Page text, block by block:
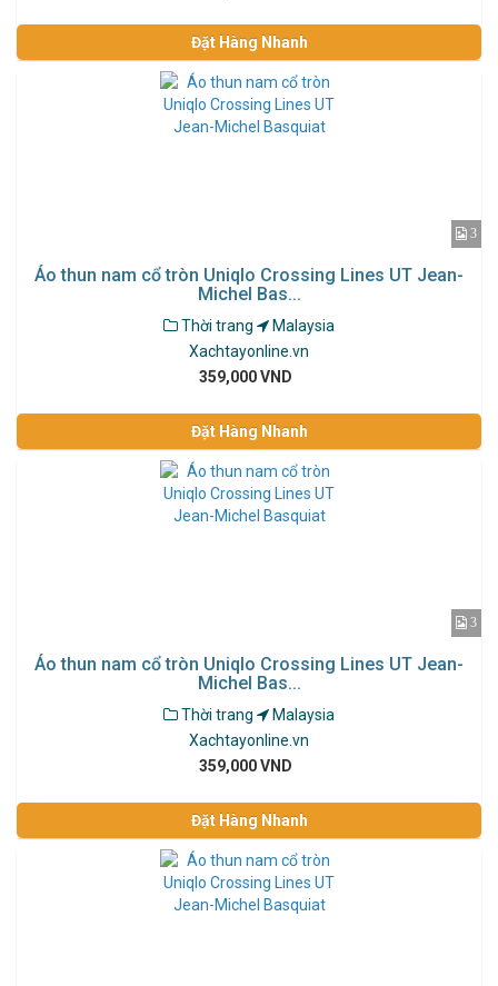
Đặt Hàng Nhanh
3
Áo thun nam cổ tròn Uniqlo Crossing Lines UT Jean-
Michel Bas...
Thời trang
Malaysia
Xachtayonline.vn
359,000 VND
Đặt Hàng Nhanh
3
Áo thun nam cổ tròn Uniqlo Crossing Lines UT Jean-
Michel Bas...
Thời trang
Malaysia
Xachtayonline.vn
359,000 VND
Đặt Hàng Nhanh